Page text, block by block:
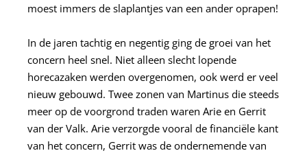
moest immers de slaplantjes van een ander oprapen!
In de jaren tachtig en negentig ging de groei van het
concern heel snel. Niet alleen slecht lopende
horecazaken werden overgenomen, ook werd er veel
nieuw gebouwd. Twee zonen van Martinus die steeds
meer op de voorgrond traden waren Arie en Gerrit
van der Valk. Arie verzorgde vooral de financiële kant
van het concern, Gerrit was de ondernemende van